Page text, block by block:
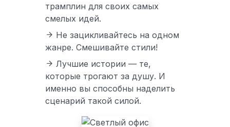
трамплин для своих самых
смелых идей.
Не зацикливайтесь на одном
жанре. Смешивайте стили!
Лучшие истории — те,
которые трогают за душу. И
именно вы способны наделить
сценарий такой силой.